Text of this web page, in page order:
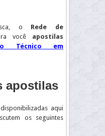
o Rede de
você apostilas
Técnico em
apostilas
disponibilizadas aqui
os seguintes